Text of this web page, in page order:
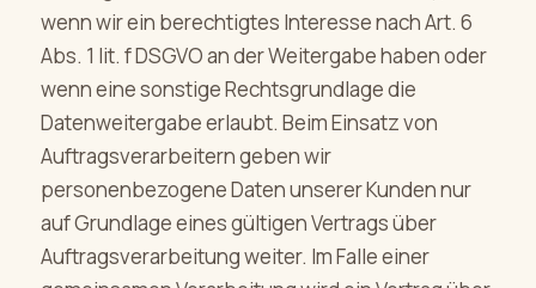
wenn wir ein berechtigtes Interesse nach Art. 6
Abs. 1 lit. f DSGVO an der Weitergabe haben oder
wenn eine sonstige Rechtsgrundlage die
Datenweitergabe erlaubt. Beim Einsatz von
Auftragsverarbeitern geben wir
personenbezogene Daten unserer Kunden nur
auf Grundlage eines gültigen Vertrags über
Auftragsverarbeitung weiter. Im Falle einer